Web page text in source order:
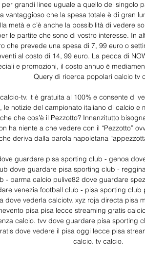
per grandi linee uguale a quello del singolo
vantaggioso che la spesa totale è di gran
metà e c’è anche la possibilità di vedere
le partite che sono di vostro interesse. In
che prevede una spesa di 7, 99 euro o
al costo di 14, 99 euro. La pecca di
e promozioni, il costo annuo è
Query di ricerca popolari calcio tv
tv. it è gratuita al 100% e consente di
le notizie del campionato italiano di calcio e
che cos’è il Pezzotto? Innanzitutto
ha niente a che vedere con il “Pezzotto”
deriva dalla parola napoletana
guardare pisa sporting club - genoa
dove guardare pisa sporting club -
- parma calcio pulive82 dove guardare
venezia football club - pisa sporting club
dove vederla calciotv. xyz roja directa pisa
pisa pisa lecce streaming gratis
calcio. tvv dove guardare pisa sporting
dove vedere il pisa oggi lecce pisa
calcio. tv calcio.